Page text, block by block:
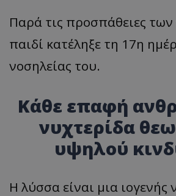
Παρά τις προσπάθειες
παιδί κατέληξε τη 17η
νοσηλείας του.
Κάθε επαφή
νυχτερίδα
υψηλού
Η λύσσα είναι μια ιογενής